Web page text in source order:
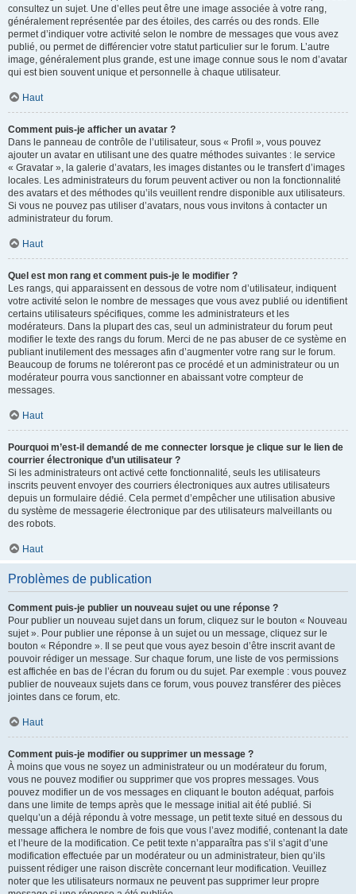
consultez un sujet. Une d’elles peut être une image associée à votre rang,
généralement représentée par des étoiles, des carrés ou des ronds. Elle
permet d’indiquer votre activité selon le nombre de messages que vous avez
publié, ou permet de différencier votre statut particulier sur le forum. L’autre
image, généralement plus grande, est une image connue sous le nom d’avatar
qui est bien souvent unique et personnelle à chaque utilisateur.
Haut
Comment puis-je afficher un avatar ?
Dans le panneau de contrôle de l’utilisateur, sous « Profil », vous pouvez
ajouter un avatar en utilisant une des quatre méthodes suivantes : le service
« Gravatar », la galerie d’avatars, les images distantes ou le transfert d’images
locales. Les administrateurs du forum peuvent activer ou non la fonctionnalité
des avatars et des méthodes qu’ils veuillent rendre disponible aux utilisateurs.
Si vous ne pouvez pas utiliser d’avatars, nous vous invitons à contacter un
administrateur du forum.
Haut
Quel est mon rang et comment puis-je le modifier ?
Les rangs, qui apparaissent en dessous de votre nom d’utilisateur, indiquent
votre activité selon le nombre de messages que vous avez publié ou identifient
certains utilisateurs spécifiques, comme les administrateurs et les
modérateurs. Dans la plupart des cas, seul un administrateur du forum peut
modifier le texte des rangs du forum. Merci de ne pas abuser de ce système en
publiant inutilement des messages afin d’augmenter votre rang sur le forum.
Beaucoup de forums ne toléreront pas ce procédé et un administrateur ou un
modérateur pourra vous sanctionner en abaissant votre compteur de
messages.
Haut
Pourquoi m’est-il demandé de me connecter lorsque je clique sur le lien de
courrier électronique d’un utilisateur ?
Si les administrateurs ont activé cette fonctionnalité, seuls les utilisateurs
inscrits peuvent envoyer des courriers électroniques aux autres utilisateurs
depuis un formulaire dédié. Cela permet d’empêcher une utilisation abusive
du système de messagerie électronique par des utilisateurs malveillants ou
des robots.
Haut
Problèmes de publication
Comment puis-je publier un nouveau sujet ou une réponse ?
Pour publier un nouveau sujet dans un forum, cliquez sur le bouton « Nouveau
sujet ». Pour publier une réponse à un sujet ou un message, cliquez sur le
bouton « Répondre ». Il se peut que vous ayez besoin d’être inscrit avant de
pouvoir rédiger un message. Sur chaque forum, une liste de vos permissions
est affichée en bas de l’écran du forum ou du sujet. Par exemple : vous pouvez
publier de nouveaux sujets dans ce forum, vous pouvez transférer des pièces
jointes dans ce forum, etc.
Haut
Comment puis-je modifier ou supprimer un message ?
À moins que vous ne soyez un administrateur ou un modérateur du forum,
vous ne pouvez modifier ou supprimer que vos propres messages. Vous
pouvez modifier un de vos messages en cliquant le bouton adéquat, parfois
dans une limite de temps après que le message initial ait été publié. Si
quelqu’un a déjà répondu à votre message, un petit texte situé en dessous du
message affichera le nombre de fois que vous l’avez modifié, contenant la date
et l’heure de la modification. Ce petit texte n’apparaîtra pas s’il s’agit d’une
modification effectuée par un modérateur ou un administrateur, bien qu’ils
puissent rédiger une raison discrète concernant leur modification. Veuillez
noter que les utilisateurs normaux ne peuvent pas supprimer leur propre